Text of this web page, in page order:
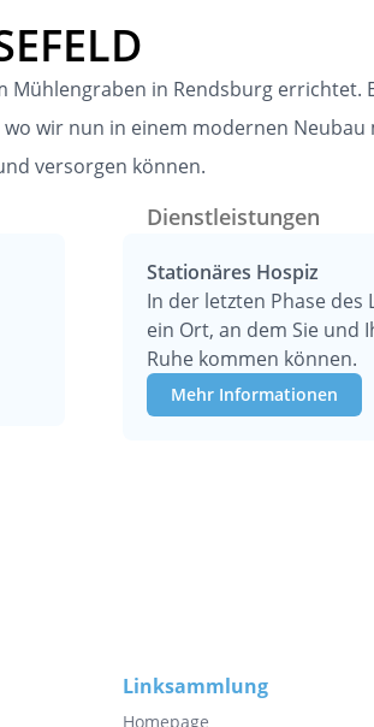
Mühlengraben in Rendsburg
wo wir nun in einem modernen
versorgen können.
Dienstleistungen
Stationäres Hospiz
In der letzten Phase des
ein Ort, an dem Sie und
Ruhe kommen können.
Mehr Informationen
Linksammlung
Homepage